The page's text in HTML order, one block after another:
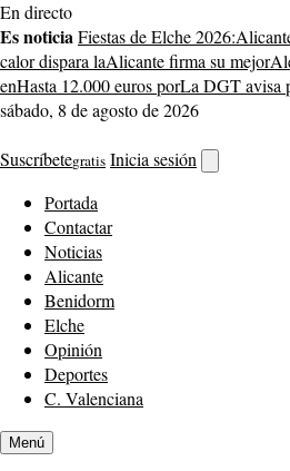
Saltar
al
contenido
En directo
Es noticiaFiestas de Elche 2026:
calor dispara laAlicante firma su mejor
enHasta 12.000 euros porLa DGT avisa
sábado, 8 de agosto de 2026
Suscríbetegratis Inicia sesión
buscador
Portada
Contactar
Noticias
Alicante
Benidorm
Elche
Opinión
Deportes
C. Valenciana
Menú